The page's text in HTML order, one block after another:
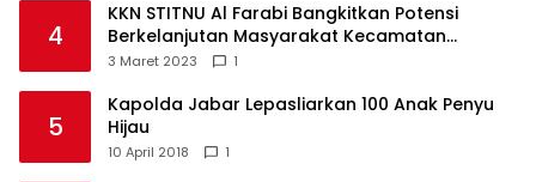
4
KKN STITNU Al Farabi Bangkitkan Potensi
Berkelanjutan Masyarakat Kecamatan
Langkaplancar
3 Maret 2023 1
5
Kapolda Jabar Lepasliarkan 100 Anak Penyu
Hijau
10 April 2018 1